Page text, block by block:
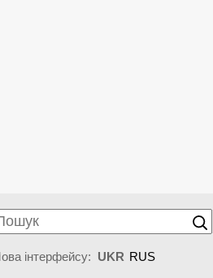
інтерфейсу: UKR RUS